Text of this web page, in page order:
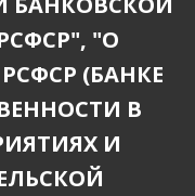
"О
(БАНКЕ
В
И